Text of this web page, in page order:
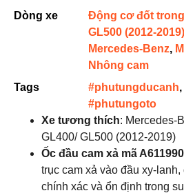
Dòng xe
Động cơ đốt trong
GL500 (2012-2019)
Mercedes-Benz,
Nhông cam
Tags
#phutungducanh,
#phutungoto
Xe tương thích: Mercedes-
GL400/ GL500 (2012-2019)
Ốc đầu cam xả mã
trục cam xả vào đầu xy-
chính xác và ổn định trong